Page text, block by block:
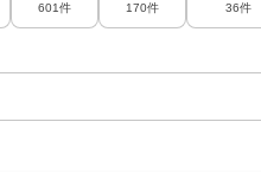
601件 170件 36件